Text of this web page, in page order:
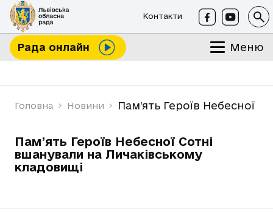
Контакти
Рада онлайн Меню
Головна Новини Пам’ять Героїв Небесної
Пам’ять Героїв Небесної Сотні
вшанували на Личаківському
кладовищі